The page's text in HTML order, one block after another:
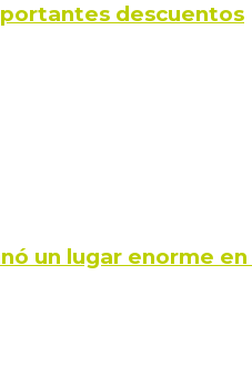
descuentos
un lugar enorme